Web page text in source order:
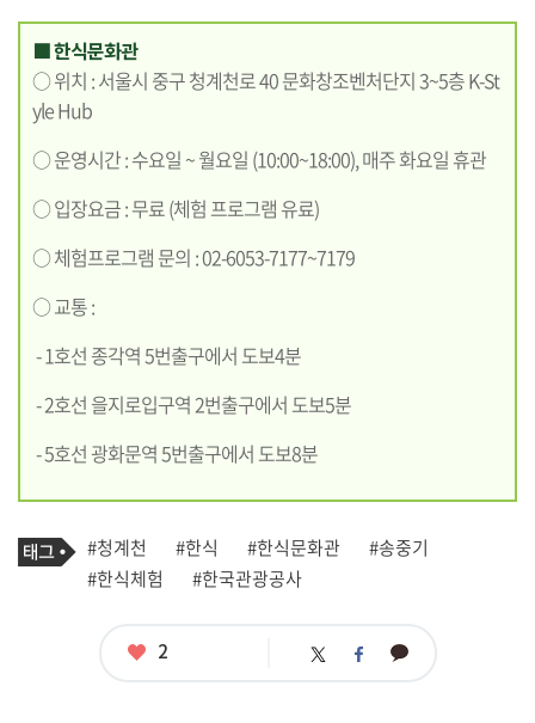
■ 한식문화관
○ 위치 : 서울시 중구 청계천로 40 문화창조벤처단지 3~5층 K-St
yle Hub
○ 운영시간 : 수요일 ~ 월요일 (10:00~18:00), 매주 화요일 휴관
○ 입장요금 : 무료 (체험 프로그램 유료)
○ 체험프로그램 문의 : 02-6053-7177~7179
○ 교통 :
- 1호선 종각역 5번출구에서 도보4분
- 2호선 을지로입구역 2번출구에서 도보5분
- 5호선 광화문역 5번출구에서 도보8분
기
사
관
련
태
그
#청계천 #한식 #한식문화관
#송중기
#한식체험
#한국관광공사
좋
2 트 페 카